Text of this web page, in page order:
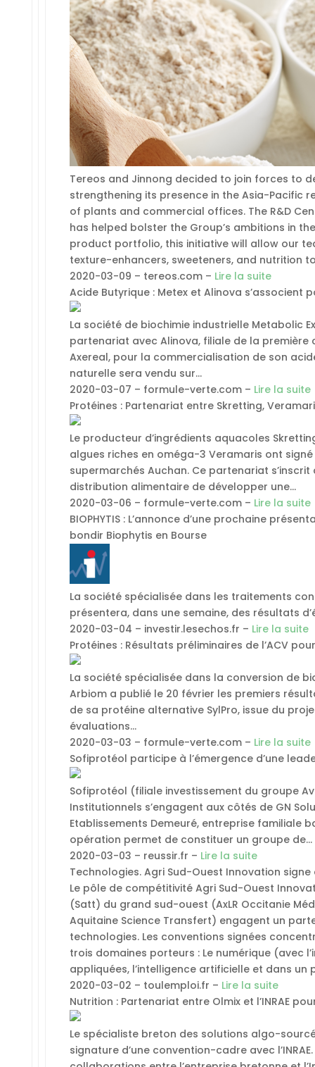
Tereos and Jinnong decided to join forces to
strengthening its presence in the Asia-Pacific
of plants and commercial offices. The R&D
has helped bolster the Group’s ambitions in
product portfolio, this initiative will allow our
texture-enhancers, sweeteners, and nutrition
2020-03-09 – tereos.com – Lire la suite
Acide Butyrique : Metex et Alinova s’associent
La société de biochimie industrielle Metabolic
partenariat avec Alinova, filiale de la
Axereal, pour la commercialisation de son
naturelle sera vendu sur…
2020-03-07 – formule-verte.com – Lire la suite
Protéines : Partenariat entre Skretting,
Le producteur d’ingrédients aquacoles
algues riches en oméga-3 Veramaris ont
supermarchés Auchan. Ce partenariat
distribution alimentaire de développer une…
2020-03-06 – formule-verte.com – Lire la suite
BIOPHYTIS : L’annonce d’une prochaine
bondir Biophytis en Bourse
La société spécialisée dans les traitements
présentera, dans une semaine, des résultats
2020-03-04 – investir.lesechos.fr – Lire la suite
Protéines : Résultats préliminaires de l’ACV
La société spécialisée dans la conversion de
Arbiom a publié le 20 février les premiers
de sa protéine alternative SylPro, issue du
évaluations…
2020-03-03 – formule-verte.com – Lire la suite
Sofiprotéol participe à l’émergence d’une
Sofiprotéol (filiale investissement du groupe
Institutionnels s’engagent aux côtés de GN
Etablissements Demeuré, entreprise familiale
opération permet de constituer un groupe de…
2020-03-03 – reussir.fr – Lire la suite
Technologies. Agri Sud-Ouest Innovation
Le pôle de compétitivité Agri Sud-Ouest
(Satt) du grand sud-ouest (AxLR Occitanie
Aquitaine Science Transfert) engagent un
technologies. Les conventions signées
trois domaines porteurs : Le numérique (avec
appliquées, l’intelligence artificielle et dans
2020-03-02 – toulemploi.fr – Lire la suite
Nutrition : Partenariat entre Olmix et l’INRAE
Le spécialiste breton des solutions algo-
signature d’une convention-cadre avec